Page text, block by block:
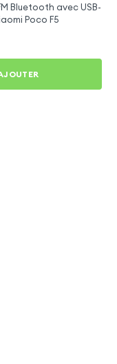
Bluetooth avec USB-
Poco F5